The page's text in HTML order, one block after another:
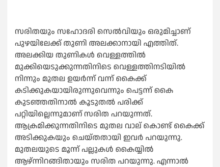
സരിതയും സഹോദരി സെൽവിയും ഒരുമിച്ചാണ്
പുഴയിലേക്ക് തുണി അലക്കാനായി എത്തിത്.
അലക്കിയ തുണികള്‍ വെള്ളത്തില്‍
മുക്കിയെടുക്കുന്നതിനിടെ വെള്ളത്തിനടിയില്‍
നിന്നും മുതല ഉയര്‍ന്ന് വന്ന് കൈക്ക്
കടിക്കുകയായിരുന്നുവെന്നും പെട്ടന്ന് കൈ
കുടഞ്ഞതിനാല്‍ കൂടുതല്‍ പരിക്ക്
പറ്റിയില്ലെന്നുമാണ് സരിത പറയുന്നത്.
ആക്രമിക്കുന്നതിനിടെ മുതല വാല് കൊണ്ട് കൈക്ക്
അടിക്കുകയും ചെയ്തതായി ഇവര്‍ പറയുന്നു.
മുതലയുടെ മൂന്ന് പല്ലുകള്‍ കൈയ്യില്‍
ആഴ്ന്നിറങ്ങിതായും സരിത പറയുന്നു. എന്നാൽ